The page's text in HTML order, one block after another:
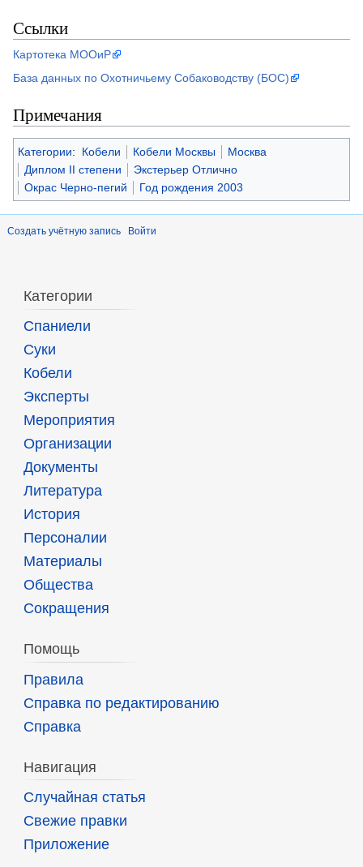
Ссылки
Картотека МООиР
База данных по Охотничьему Собаководству (БОС)
Примечания
Категории: Кобели Кобели Москвы
Москва
Диплом II степени
Экстерьер Отлично
Окрас Черно-пегий
Год рождения 2003
Создать учётную запись Войти
Категории
Спаниели
Суки
Кобели
Эксперты
Мероприятия
Организации
Документы
Литература
История
Персоналии
Материалы
Общества
Сокращения
Помощь
Правила
Справка по редактированию
Справка
Навигация
Случайная статья
Свежие правки
Приложение